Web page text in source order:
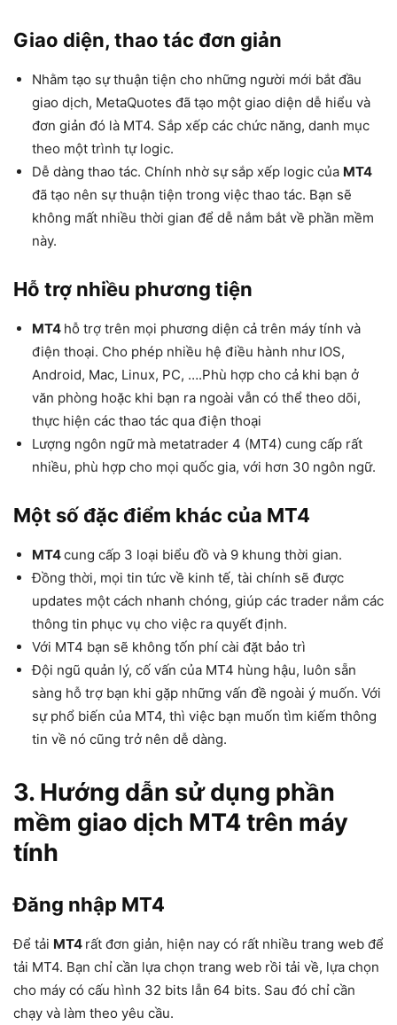
Giao diện, thao tác đơn giản
Nhằm tạo sự thuận tiện cho những người mới bắt đầu
giao dịch, MetaQuotes đã tạo một giao diện dễ hiểu và
đơn giản đó là MT4. Sắp xếp các chức năng, danh mục
theo một trình tự logic.
Dễ dàng thao tác. Chính nhờ sự sắp xếp logic của MT4
đã tạo nên sự thuận tiện trong việc thao tác. Bạn sẽ
không mất nhiều thời gian để dễ nắm bắt về phần mềm
này.
Hỗ trợ nhiều phương tiện
MT4 hỗ trợ trên mọi phương diện cả trên máy tính và
điện thoại. Cho phép nhiều hệ điều hành như IOS,
Android, Mac, Linux, PC, ….Phù hợp cho cả khi bạn ở
văn phòng hoặc khi bạn ra ngoài vẫn có thể theo dõi,
thực hiện các thao tác qua điện thoại
Lượng ngôn ngữ mà metatrader 4 (MT4) cung cấp rất
nhiều, phù hợp cho mọi quốc gia, với hơn 30 ngôn ngữ.
Một số đặc điểm khác của MT4
MT4cung cấp 3 loại biểu đồ và 9 khung thời gian.
Đồng thời, mọi tin tức về kinh tế, tài chính sẽ được
updates một cách nhanh chóng, giúp các trader nắm các
thông tin phục vụ cho việc ra quyết định.
Với MT4 bạn sẽ không tốn phí cài đặt bảo trì
Đội ngũ quản lý, cố vấn của MT4 hùng hậu, luôn sẵn
sàng hỗ trợ bạn khi gặp những vấn đề ngoài ý muốn. Với
sự phổ biến của MT4, thì việc bạn muốn tìm kiếm thông
tin về nó cũng trở nên dễ dàng.
3. Hướng dẫn sử dụng phần
mềm giao dịch MT4 trên máy
tính
Đăng nhập MT4
Để tải MT4 rất đơn giản, hiện nay có rất nhiều trang web để
tải MT4. Bạn chỉ cần lựa chọn trang web rồi tải về, lựa chọn
cho máy có cấu hình 32 bits lẫn 64 bits. Sau đó chỉ cần
chạy và làm theo yêu cầu.